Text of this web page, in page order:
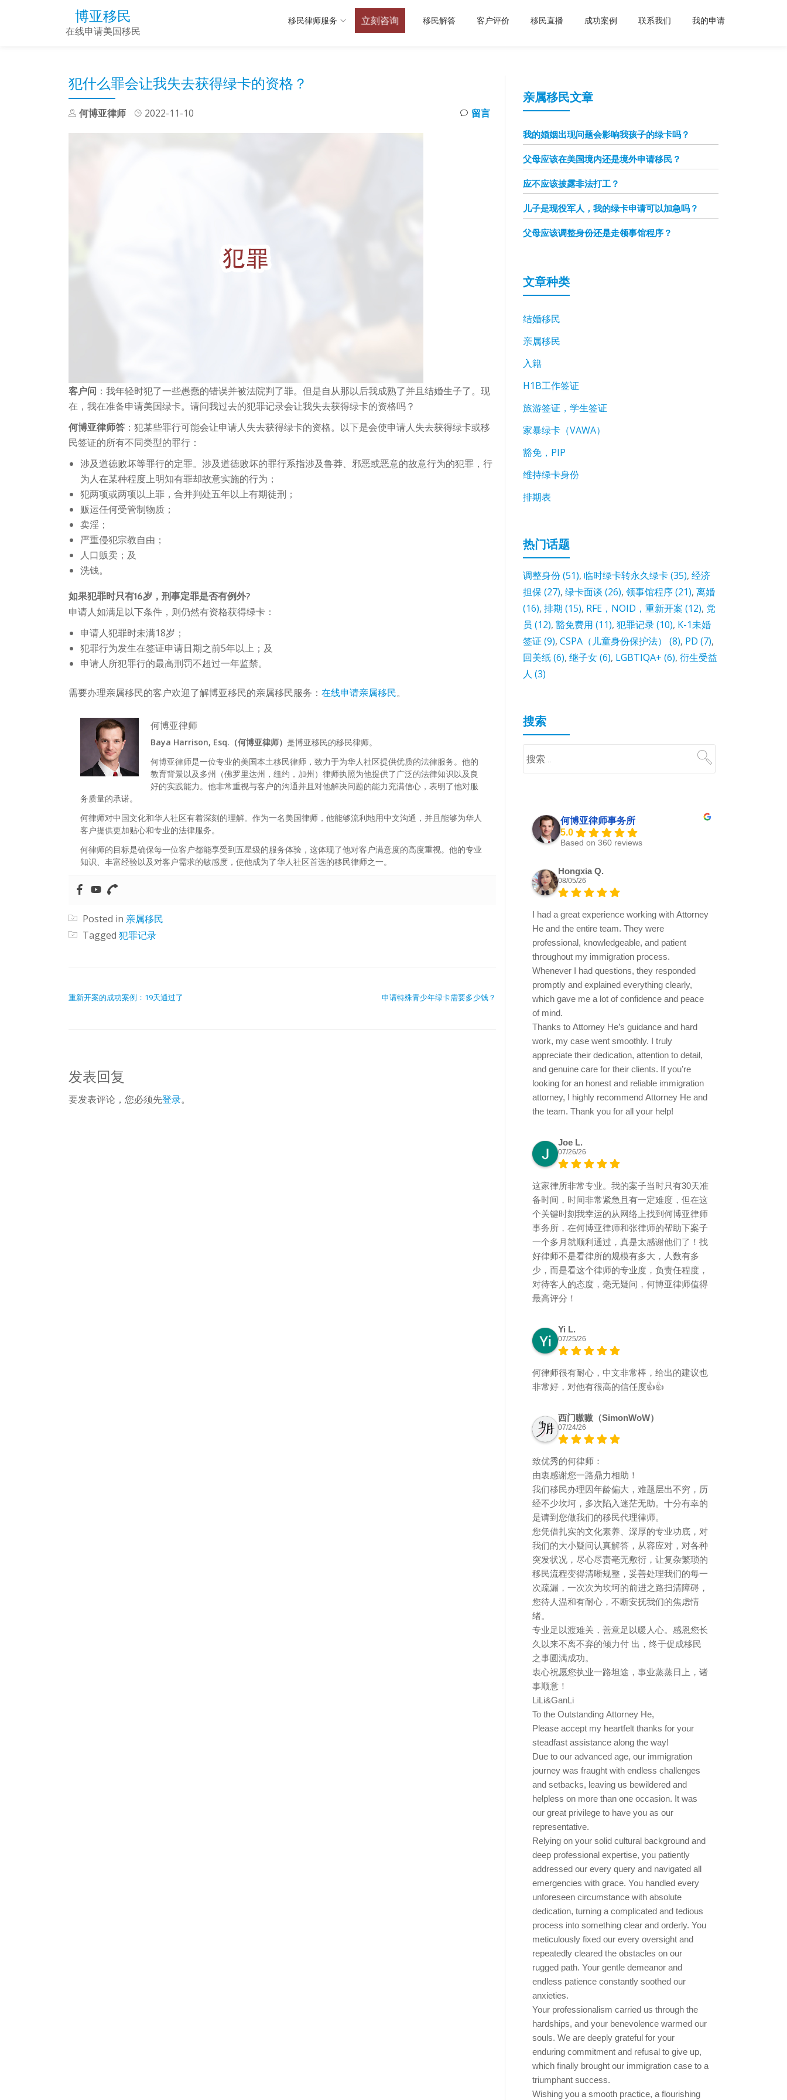
博亚移民
在线申请美国移民
移民律师服务 立刻咨询 移民解答 客户评价 移民直播 成功案例 联系我们 我的申请
犯什么罪会让我失去获得绿卡的资格？
何博亚律师 2022-11-10 留言
客户问 ：我年轻时犯了一些愚蠢的错误并被法院判了罪。但是自从那以后我成熟了并且结婚生子了。现
在，我在准备申请美国绿卡。请问我过去的犯罪记录会让我失去获得绿卡的资格吗？
何博亚律师答 ：犯某些罪行可能会让申请人失去获得绿卡的资格。以下是会使申请人失去获得绿卡或移
民签证的所有不同类型的罪行：
涉及道德败坏等罪行的定罪。涉及道德败坏的罪行系指涉及鲁莽、邪恶或恶意的故意行为的犯罪，行
为人在某种程度上明知有罪却故意实施的行为；
犯两项或两项以上罪，合并判处五年以上有期徒刑；
贩运任何受管制物质；
卖淫；
严重侵犯宗教自由；
人口贩卖；及
洗钱。
如果犯罪时只有16岁，刑事定罪是否有例外?
申请人如满足以下条件，则仍然有资格获得绿卡：
申请人犯罪时未满18岁；
犯罪行为发生在签证申请日期之前5年以上；及
申请人所犯罪行的最高刑罚不超过一年监禁。
需要办理亲属移民的客户欢迎了解博亚移民的亲属移民服务： 在线申请亲属移民。
何博亚律师
Baya Harrison, Esq.（何博亚律师） 是博亚移民的移民律师。
何博亚律师是一位专业的美国本土移民律师，致力于为华人社区提供优质的法律服务。他的
教育背景以及多州（佛罗里达州，纽约，加州）律师执照为他提供了广泛的法律知识以及良
好的实践能力。他非常重视与客户的沟通并且对他解决问题的能力充满信心，表明了他对服
务质量的承诺。
何律师对中国文化和华人社区有着深刻的理解。作为一名美国律师，他能够流利地用中文沟通，并且能够为华人
客户提供更加贴心和专业的法律服务。
何律师的目标是确保每一位客户都能享受到五星级的服务体验，这体现了他对客户满意度的高度重视。他的专业
知识、丰富经验以及对客户需求的敏感度，使他成为了华人社区首选的移民律师之一。
Posted in 亲属移民
Tagged 犯罪记录
重新开案的成功案例：19天通过了 申请特殊青少年绿卡需要多少钱？
发表回复
要发表评论，您必须先登录。
亲属移民文章
我的婚姻出现问题会影响我孩子的绿卡吗？
父母应该在美国境内还是境外申请移民？
应不应该披露非法打工？
儿子是现役军人，我的绿卡申请可以加急吗？
父母应该调整身份还是走领事馆程序？
文章种类
结婚移民
亲属移民
入籍
H1B工作签证
旅游签证，学生签证
家暴绿卡（VAWA）
豁免，PIP
维持绿卡身份
排期表
热门话题
调整身份(51), 临时绿卡转永久绿卡(35), 经济
担保(27), 绿卡面谈 (26), 领事馆程序(21), 离婚
(16), 排期 (15), RFE，NOID，重新开案 (12), 党
员 (12), 豁免费用 (11), 犯罪记录(10), K-1未婚
签证 (9), CSPA（儿童身份保护法） (8), PD (7),
回美纸(6), 继子女(6), LGBTIQA+ (6), 衍生受益
人 (3)
搜索
何博亚律师事务所
5.0
Based on 360 reviews
Hongxia Q.
08/05/26
I had a great experience working with Attorney
He and the entire team. They were
professional, knowledgeable, and patient
throughout my immigration process.
Whenever I had questions, they responded
promptly and explained everything clearly,
which gave me a lot of confidence and peace
of mind.
Thanks to Attorney He’s guidance and hard
work, my case went smoothly. I truly
appreciate their dedication, attention to detail,
and genuine care for their clients. If you’re
looking for an honest and reliable immigration
attorney, I highly recommend Attorney He and
the team. Thank you for all your help!
Joe L.
07/26/26
这家律所非常专业。我的案子当时只有30天准
备时间，时间非常紧急且有一定难度，但在这
个关键时刻我幸运的从网络上找到何博亚律师
事务所，在何博亚律师和张律师的帮助下案子
一个多月就顺利通过，真是太感谢他们了！找
好律师不是看律所的规模有多大，人数有多
少，而是看这个律师的专业度，负责任程度，
对待客人的态度，毫无疑问，何博亚律师值得
最高评分！
Yi L.
07/25/26
何律师很有耐心，中文非常棒，给出的建议也
非常好，对他有很高的信任度👍👍
西门嗷嗷（SimonWoW）
07/24/26
致优秀的何律师：
由衷感谢您一路鼎力相助！
我们移民办理因年龄偏大，难题层出不穷，历
经不少坎坷，多次陷入迷茫无助。十分有幸的
是请到您做我们的移民代理律师。
您凭借扎实的文化素养、深厚的专业功底，对
我们的大小疑问认真解答，从容应对，对各种
突发状况，尽心尽责亳无敷衍，让复杂繁琐的
移民流程变得清晰规整，妥善处理我们的每一
次疏漏，一次次为坎坷的前进之路扫清障碍，
您待人温和有耐心，不断安抚我们的焦虑情
绪。
专业足以渡难关，善意足以暖人心。感恩您长
久以来不离不弃的倾力付 出，终于促成移民
之事圆满成功。
衷心祝愿您执业一路坦途，事业蒸蒸日上，诸
事顺意！
LiLi&GanLi
To the Outstanding Attorney He,
Please accept my heartfelt thanks for your
steadfast assistance along the way!
Due to our advanced age, our immigration
journey was fraught with endless challenges
and setbacks, leaving us bewildered and
helpless on more than one occasion. It was
our great privilege to have you as our
representative.
Relying on your solid cultural background and
deep professional expertise, you patiently
addressed our every query and navigated all
emergencies with grace. You handled every
unforeseen circumstance with absolute
dedication, turning a complicated and tedious
process into something clear and orderly. You
meticulously fixed our every oversight and
repeatedly cleared the obstacles on our
rugged path. Your gentle demeanor and
endless patience constantly soothed our
anxieties.
Your professionalism carried us through the
hardships, and your benevolence warmed our
souls. We are deeply grateful for your
enduring commitment and refusal to give up,
which finally brought our immigration case to a
triumphant success.
Wishing you a smooth practice, a flourishing